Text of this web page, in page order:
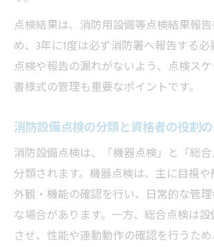
消防設備点検を自分で実施す
確認
消防設備点検で無資格者が行
消防設備点検を安全に進める
イント
消防設備点検の際にありがち
防止策
消防設備点検を自分で行う際
手順
点検結果は、消防用設備等点検結果報
め、3年に1度は必ず消防署へ報告する必
点検や報告の漏れがないよう、点検ス
書様式の管理も重要なポイントです。
消防設備点検の分類と資格者の役割
消防設備点検は、「機器点検」と「総
分類されます。機器点検は、主に目視
外観・機能の確認を行い、日常的な管
な場合があります。一方、総合点検は
させ、性能や連動動作の確認を行うた